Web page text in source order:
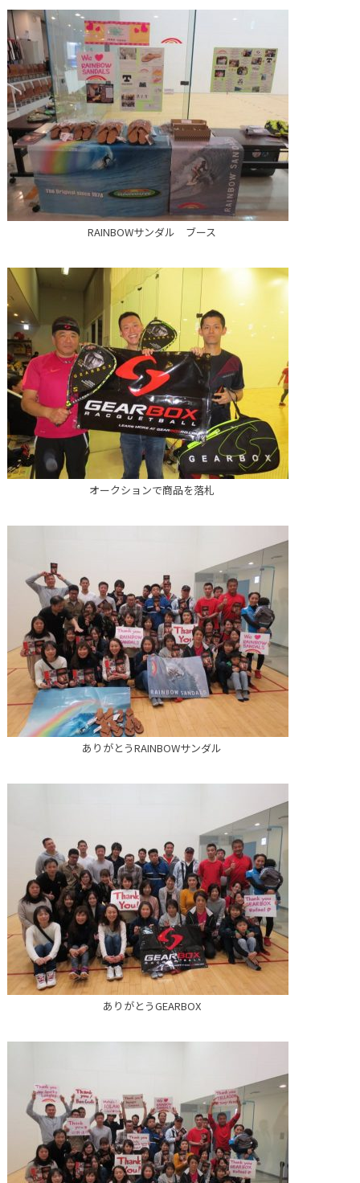
RAINBOWサンダル ブース
オークションで商品を落札
ありがとうRAINBOWサンダル
ありがとうGEARBOX